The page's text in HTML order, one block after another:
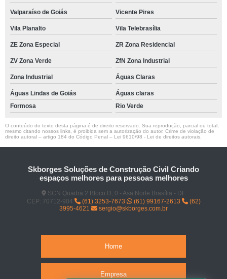
Valparaíso de Goiás Vicente Pires
Vila Planalto Vila Telebrasília
ZE Zona Especial ZR Zona Residencial
ZV Zona Verde ZfN Zona Industrial
Zona Industrial Águas Claras
Águas Lindas de Goiás
Águas claras
Formosa
Rio Verde
O conteúdo do texto desta página é de direito reservado. Sua reprodução, parcial ou total,
mesmo citando nossos links, é proibida sem a autorização do autor. Crime de violação de
direito autoral – artigo 184 do Código Penal – Lei 9610/98 - Lei de direitos autorais
Skborges Soluções de Construção Civil Criando
espaços melhores para pessoas melhores
SCN Quadra 2 Bloco D, 0 - Asa Norte Brasília - DF
CEP: 70712-904
(61) 3253-7673 (61) 99167-2613
(62)
3995-4621
sergio@skborges.com.br
Home
Empresa